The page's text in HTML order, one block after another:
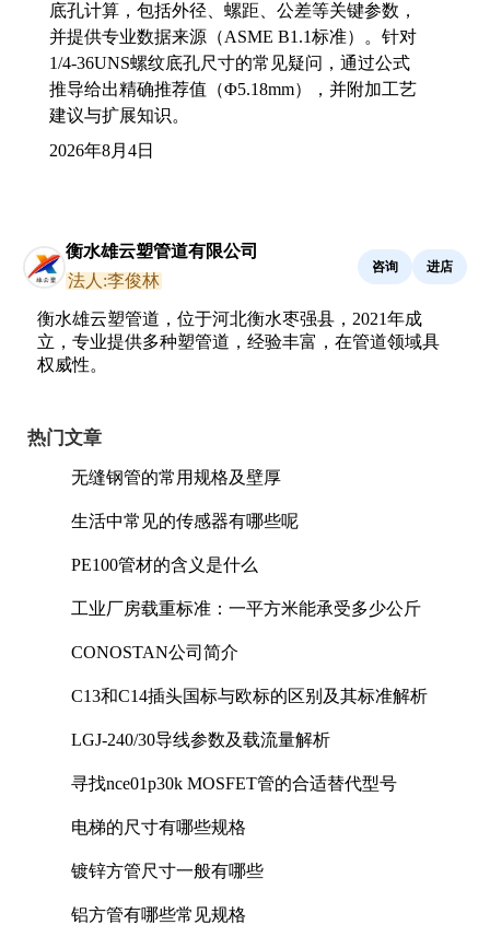
底孔计算，包括外径、螺距、公差等关键参数，
并提供专业数据来源（ASME B1.1标准）。针对
1/4-36UNS螺纹底孔尺寸的常见疑问，通过公式
推导给出精确推荐值（Φ5.18mm），并附加工艺
建议与扩展知识。
2026年8月4日
衡水雄云塑管道有限公司
法人:李俊林
咨询 进店
衡水雄云塑管道，位于河北衡水枣强县，2021年成
立，专业提供多种塑管道，经验丰富，在管道领域具
权威性。
热门文章
无缝钢管的常用规格及壁厚
生活中常见的传感器有哪些呢
PE100管材的含义是什么
工业厂房载重标准：一平方米能承受多少公斤
CONOSTAN公司简介
C13和C14插头国标与欧标的区别及其标准解析
LGJ-240/30导线参数及载流量解析
寻找nce01p30k MOSFET管的合适替代型号
电梯的尺寸有哪些规格
镀锌方管尺寸一般有哪些
铝方管有哪些常见规格